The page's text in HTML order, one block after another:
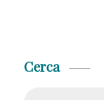
Cerca